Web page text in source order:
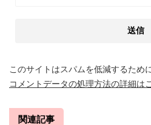
このサイトはスパムを低減するため
コメントデータの処理方法の詳細は
関連記事